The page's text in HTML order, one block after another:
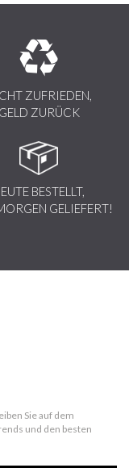
ZUFRIEDEN,
GELD ZURÜCK
BESTELLT,
GELIEFERT!
Sie auf dem
und den besten